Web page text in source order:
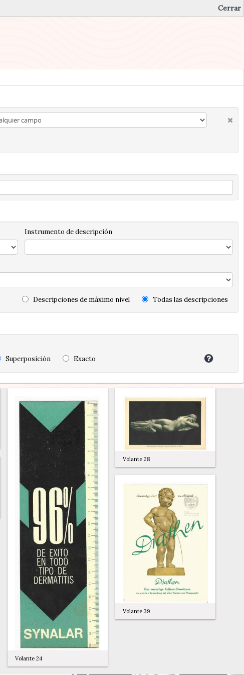
Cerrar
Instrumento de descripción
Descripciones de máximo nivel Todas las descripciones
Superposición
Exacto
Volante 24
Volante 28
Volante 39